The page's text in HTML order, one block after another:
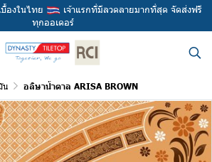
องในไทย
เจ้าแรกที่มีลวดลายมากที่สุด จัดส่งฟรี
ทุกออเดอร์
น อลิษาน้ำตาล ARISA BROWN